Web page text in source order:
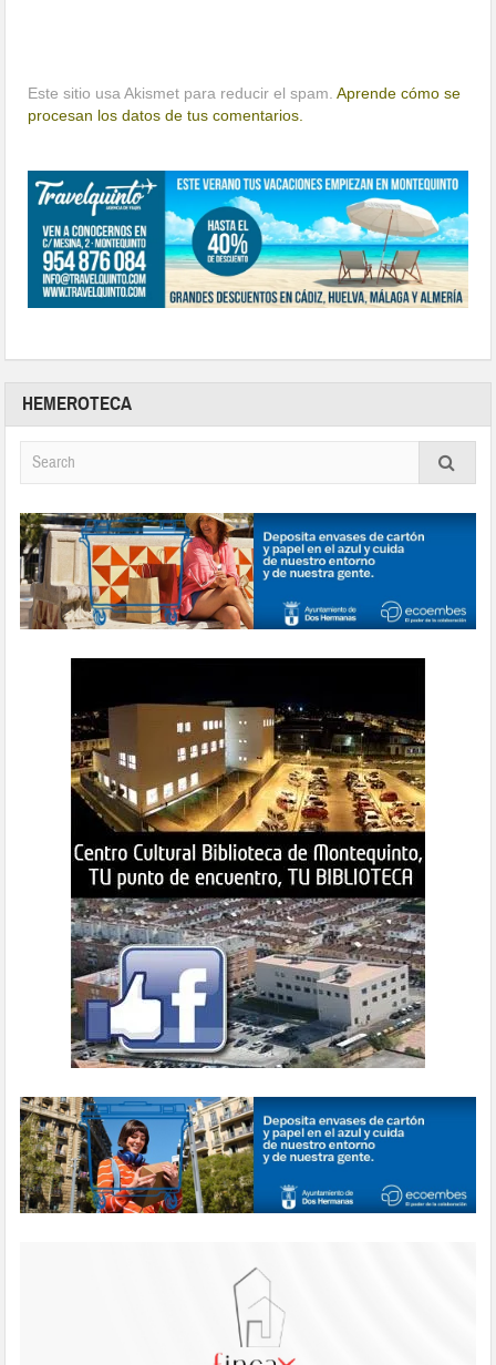
Este sitio usa Akismet para reducir el spam.Aprende cómo se
procesan los datos de tus comentarios.
HEMEROTECA